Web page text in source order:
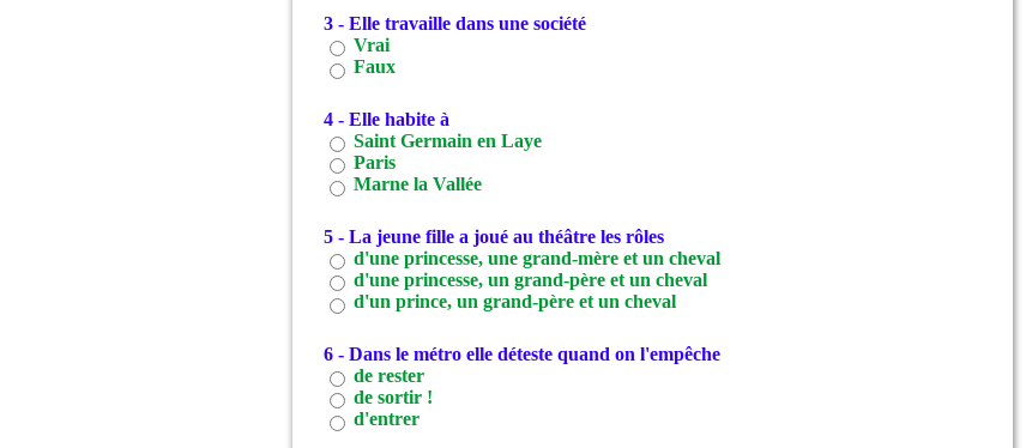
3 - Elle travaille dans une société
Vrai
Faux
4 - Elle habite à
Saint Germain en Laye
Paris
Marne la Vallée
5 - La jeune fille a joué au théâtre les rôles
d'une princesse, une grand-mère et un cheval
d'une princesse, un grand-père et un cheval
d'un prince, un grand-père et un cheval
6 - Dans le métro elle déteste quand on l'empêche
de rester
de sortir !
d'entrer